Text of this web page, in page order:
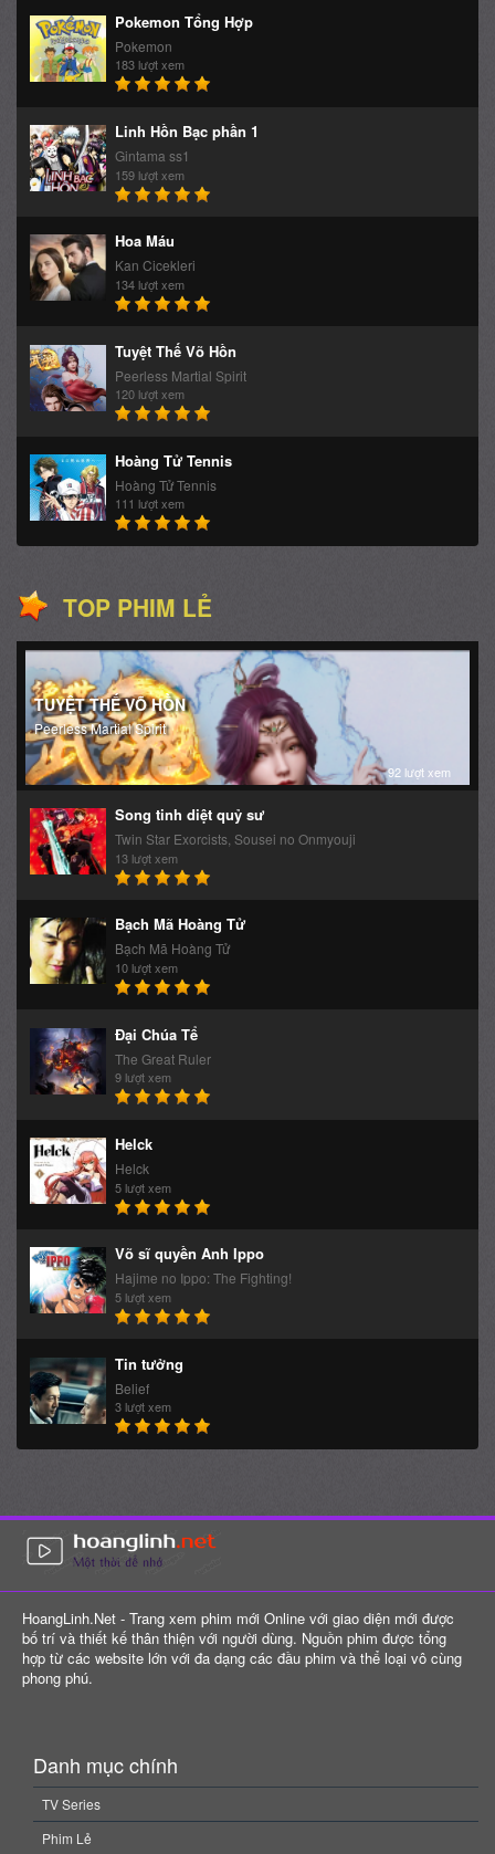
Pokemon Tổng Hợp
Pokemon
183 lượt xem
Linh Hồn Bạc phần 1
Gintama ss1
159 lượt xem
Hoa Máu
Kan Cicekleri
134 lượt xem
Tuyệt Thế Võ Hồn
Peerless Martial Spirit
120 lượt xem
Hoàng Tử Tennis
Hoàng Tử Tennis
111 lượt xem
TOP PHIM LẺ
TUYỆT THẾ VÕ HỒN
Peerless Martial Spirit
92 lượt xem
Song tinh diệt quỷ sư
Twin Star Exorcists, Sousei no Onmyouji
13 lượt xem
Bạch Mã Hoàng Tử
Bạch Mã Hoàng Tử
10 lượt xem
Đại Chúa Tể
The Great Ruler
9 lượt xem
Helck
Helck
5 lượt xem
Võ sĩ quyền Anh Ippo
Hajime no Ippo: The Fighting!
5 lượt xem
Tin tưởng
Belief
3 lượt xem
HoangLinh.Net - Trang xem phim mới Online với giao diện mới được
bố trí và thiết kế thân thiện với người dùng. Nguồn phim được tổng
hợp từ các website lớn với đa dạng các đầu phim và thể loại vô cùng
phong phú.
Danh mục chính
TV Series
Phim Lẻ